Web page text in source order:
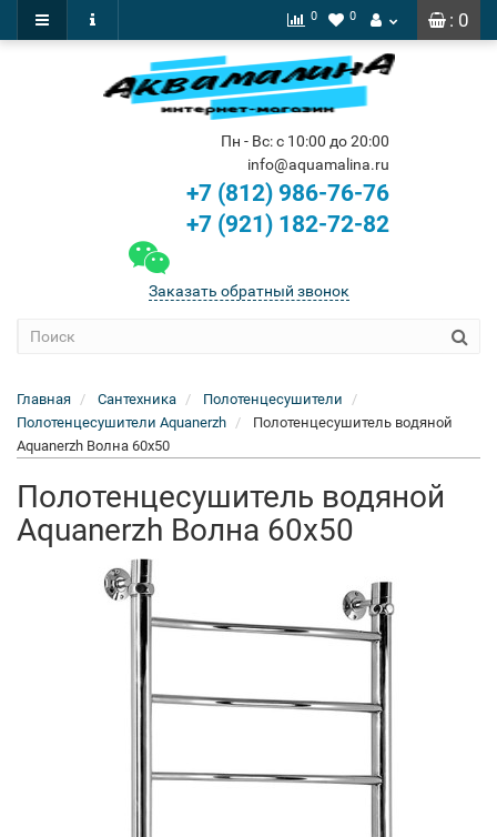
: 0
0 0
Пн - Вс: с 10:00 до 20:00
info@aquamalina.ru
+7 (812) 986-76-76
+7 (921) 182-72-82
Заказать обратный звонок
Главная Сантехника
Полотенцесушители
Полотенцесушители Aquanerzh
Полотенцесушитель водяной
Aquanerzh Волна 60х50
Полотенцесушитель водяной
Aquanerzh Волна 60х50